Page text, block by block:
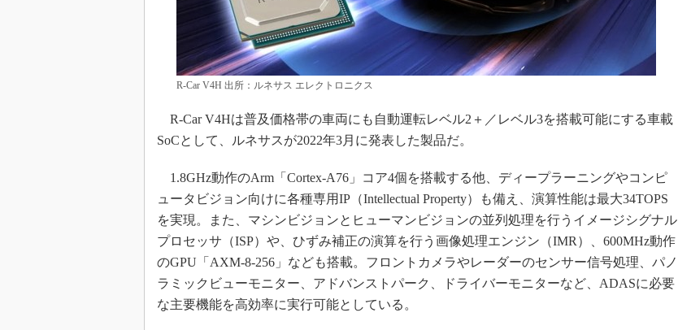
R-Car V4H 出所：ルネサス エレクトロニクス
R-Car V4Hは普及価格帯の車両にも自動運転レベル2＋／レベル3を搭載可能にする車載
SoCとして、ルネサスが2022年3月に発表した製品だ。
1.8GHz動作のArm「Cortex-A76」コア4個を搭載する他、ディープラーニングやコンピ
ュータビジョン向けに各種専用IP（Intellectual Property）も備え、演算性能は最大34TOPS
を実現。また、マシンビジョンとヒューマンビジョンの並列処理を行うイメージシグナル
プロセッサ（ISP）や、ひずみ補正の演算を行う画像処理エンジン（IMR）、600MHz動作
のGPU「AXM-8-256」なども搭載。フロントカメラやレーダーのセンサー信号処理、パノ
ラミックビューモニター、アドバンストパーク、ドライバーモニターなど、ADASに必要
な主要機能を高効率に実行可能としている。